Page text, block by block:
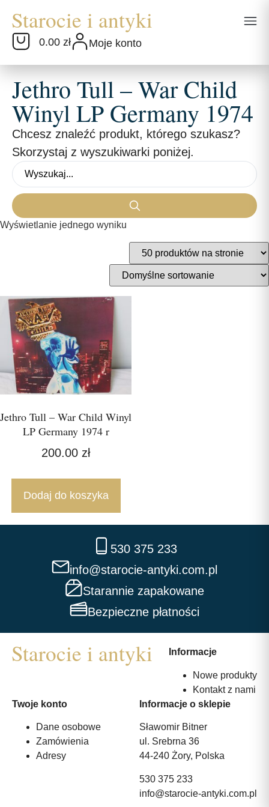
0.00 zł Moje konto
Jethro Tull – War Child
Winyl LP Germany 1974
Chcesz znaleźć produkt, którego szukasz?
Skorzystaj z wyszukiwarki poniżej.
Wyświetlanie jednego wyniku
Jethro Tull – War Child Winyl
LP Germany 1974 r
200.00 zł
Dodaj do koszyka
530 375 233
info@starocie-antyki.com.pl
Starannie zapakowane
Bezpieczne płatności
Informacje
Nowe produkty
Kontakt z nami
Twoje konto
Dane osobowe
Zamówienia
Adresy
Informacje o sklepie
Sławomir Bitner
ul. Srebrna 36
44-240 Żory, Polska
530 375 233
info@starocie-antyki.com.pl